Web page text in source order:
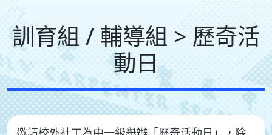
訓育組 / 輔導組 > 歷奇活
動日